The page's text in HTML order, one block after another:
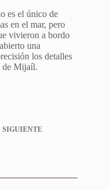
es el único de
en el mar, pero
vivieron a bordo
una
los detalles
de Mijaíl.
SIGUIENTE